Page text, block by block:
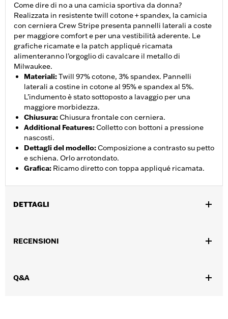
Come dire di no a una camicia sportiva da donna?
Realizzata in resistente twill cotone + spandex, la camicia
con cerniera Crew Stripe presenta pannelli laterali a coste
per maggiore comfort e per una vestibilità aderente. Le
grafiche ricamate e la patch appliqué ricamata
alimenteranno l’orgoglio di cavalcare il metallo di
Milwaukee.
Materiali:Twill 97% cotone, 3% spandex. Pannelli
laterali a costine in cotone al 95% e spandex al 5%.
L’indumento è stato sottoposto a lavaggio per una
maggiore morbidezza.
Chiusura:Chiusura frontale con cerniera.
Additional Features:Colletto con bottoni a pressione
nascosti.
Dettagli del modello:Composizione a contrasto su petto
e schiena. Orlo arrotondato.
Grafica: Ricamo diretto con toppa appliqué ricamata.
DETTAGLI
Caratteristiche funzionali:
Material:
RECENSIONI
Q&A